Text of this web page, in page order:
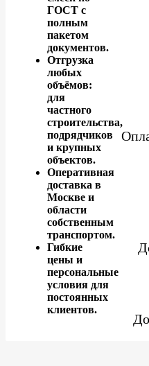
ГОСТ с
полным
пакетом
документов.
Отгрузка
любых
объёмов:
для
частного
строительства,
подрядчиков
и крупных
объектов.
Оперативная
доставка в
Москве и
области
собственным
транспортом.
Гибкие
цены и
персональные
условия для
постоянных
клиентов.